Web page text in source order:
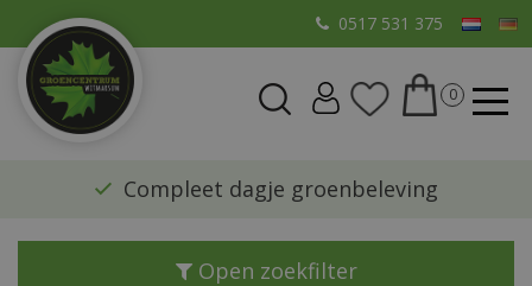
a
0517 531 375
​Compleet dagje groenbeleving
Open zoekfilter